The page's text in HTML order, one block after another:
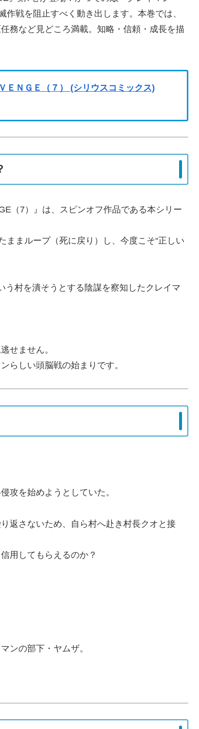
作戦を阻止すべく動き出します。本巻では、
務など見どころ満載。知略・信頼・成長を描
ＮＧＥ（７） (シリウスコミックス)
（7）』は、スピンオフ作品である本シリー
ままループ（死に戻り）し、今度こそ“正しい
村を潰そうとする陰謀を察知したクレイマ
せません。
らしい頭脳戦の始まりです。
攻を始めようとしていた。
返さないため、自ら村へ赴き村長クオと接
用してもらえるのか？
ンの部下・ヤムザ。